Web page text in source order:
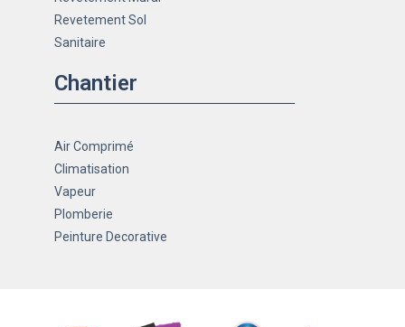
Revetement Sol
Sanitaire
Chantier
Air Comprimé
Climatisation
Vapeur
Plomberie
Peinture Decorative